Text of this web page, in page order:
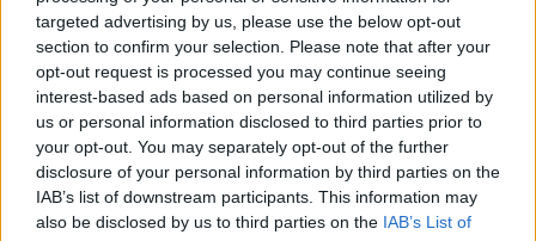
targeted advertising by us, please use the below opt-out
section to confirm your selection. Please note that after your
opt-out request is processed you may continue seeing
interest-based ads based on personal information utilized by
us or personal information disclosed to third parties prior to
your opt-out. You may separately opt-out of the further
disclosure of your personal information by third parties on the
IAB’s list of downstream participants. This information may
also be disclosed by us to third parties on the IAB’s List of
Καρέτσας: Η γκολάρα‑σόλο με
τη Borussia Dortmund κόντρα
στην Arsenal του Τζόλη
ΣΉΜΕΡΑ
Ο 18χρονος Έλληνας επιθετικός σκόραρε
στο 29ο λεπτό της φιλικής αναμέτρησης
στο Emirates, διαμορφώνοντας το 2-0 για
τους Βεστφαλούς.
Ελικόπτερο προσγειώνεται σε